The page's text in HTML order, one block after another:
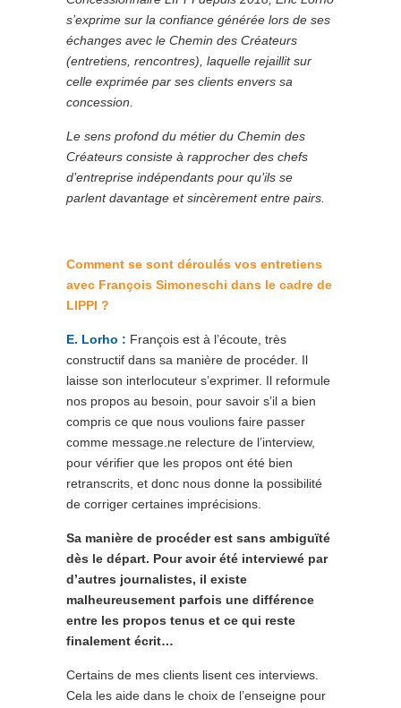
s’exprime sur la confiance générée lors de ses
échanges avec le Chemin des Créateurs
(entretiens, rencontres), laquelle rejaillit sur
celle exprimée par ses clients envers sa
concession.
Le sens profond du métier du Chemin des
Créateurs consiste à rapprocher des chefs
d’entreprise indépendants pour qu’ils se
parlent davantage et sincèrement entre pairs.
Comment se sont déroulés vos entretiens
avec François Simoneschi dans le cadre de
LIPPI ?
E. Lorho : François est à l’écoute, très
constructif dans sa manière de procéder. Il
laisse son interlocuteur s’exprimer. Il reformule
nos propos au besoin, pour savoir s’il a bien
compris ce que nous voulions faire passer
comme message.ne relecture de l’interview,
pour vérifier que les propos ont été bien
retranscrits, et donc nous donne la possibilité
de corriger certaines imprécisions.
Sa manière de procéder est sans ambiguïté
dès le départ. Pour avoir été interviewé par
d’autres journalistes, il existe
malheureusement parfois une différence
entre les propos tenus et ce qui reste
finalement écrit…
Certains de mes clients lisent ces interviews.
Cela les aide dans le choix de l’enseigne pour